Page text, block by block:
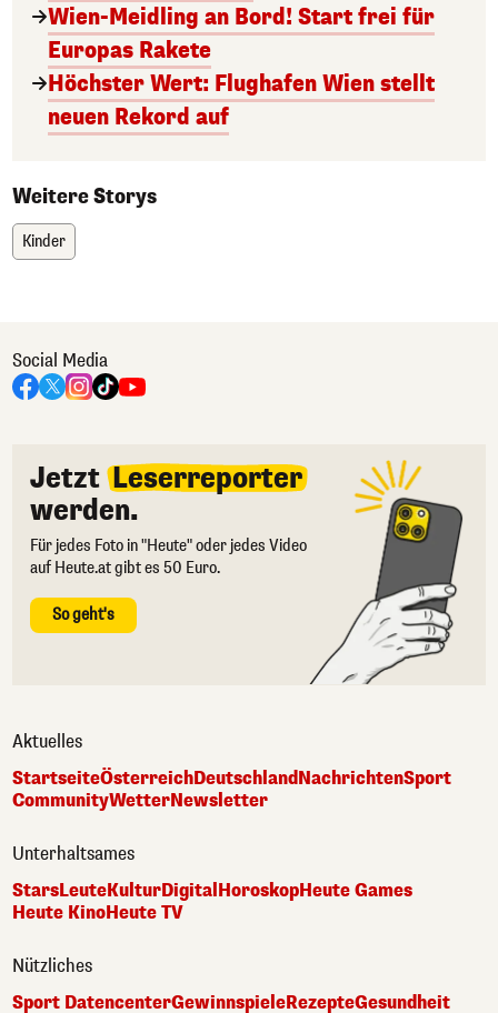
Wien-Meidling an Bord! Start frei für
Europas Rakete
Höchster Wert: Flughafen Wien stellt
neuen Rekord auf
Weitere Storys
Kinder
Social Media
Jetzt Leserreporter
werden.
Für jedes Foto in "Heute" oder jedes Video
auf Heute.at gibt es 50 Euro.
So geht's
Aktuelles
StartseiteÖsterreichDeutschlandNachrichtenSport
CommunityWetterNewsletter
Unterhaltsames
StarsLeuteKulturDigital HoroskopHeute Games
Heute KinoHeute TV
Nützliches
Sport DatencenterGewinnspieleRezepteGesundheit